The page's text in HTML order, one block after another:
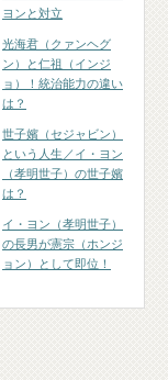
ヨンと対立
光海君（クァンヘグ
ン）と仁祖（インジ
ョ）！統治能力の違い
は？
世子嬪（セジャビン）
という人生／イ・ヨン
（孝明世子）の世子嬪
は？
イ・ヨン（孝明世子）
の長男が憲宗（ホンジ
ョン）として即位！